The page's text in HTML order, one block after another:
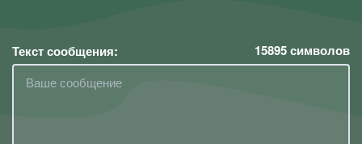
Текст сообщения: 15895символов